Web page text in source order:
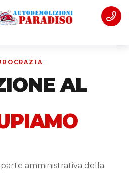
AL
amministrativa della